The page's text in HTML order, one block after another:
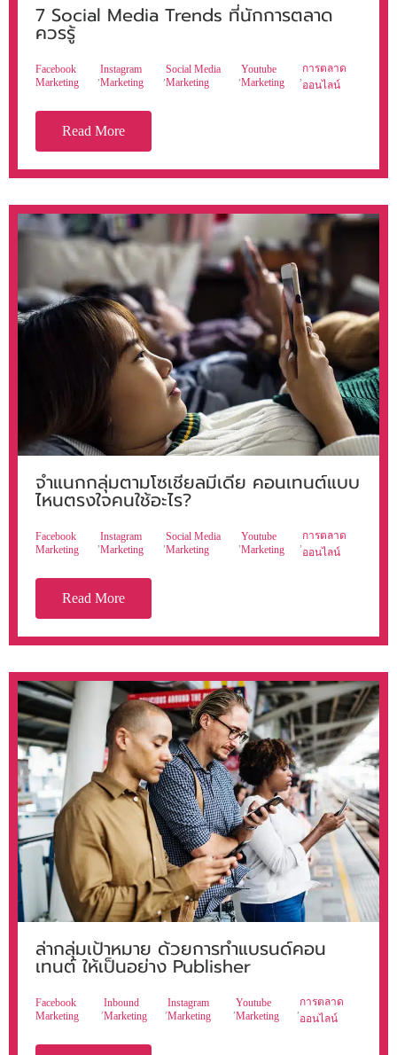
7 Social Media Trends ที่นักการตลาด
ควรรู้
Facebook
Marketing
,
Instagram
Marketing
,
Social Media
Marketing
,
Youtube
Marketing
,
การตลาด
ออนไลน์
Read More
จำแนกกลุ่มตามโซเชียลมีเดีย คอนเทนต์แบบ
ไหนตรงใจคนใช้อะไร?
Facebook
Marketing
,
Instagram
Marketing
,
Social Media
Marketing
,
Youtube
Marketing
,
การตลาด
ออนไลน์
Read More
ล่ากลุ่มเป้าหมาย ด้วยการทำแบรนด์คอน
เทนต์ ให้เป็นอย่าง Publisher
Facebook
Marketing
,
Inbound
Marketing
,
Instagram
Marketing
,
Youtube
Marketing
,
การตลาด
ออนไลน์